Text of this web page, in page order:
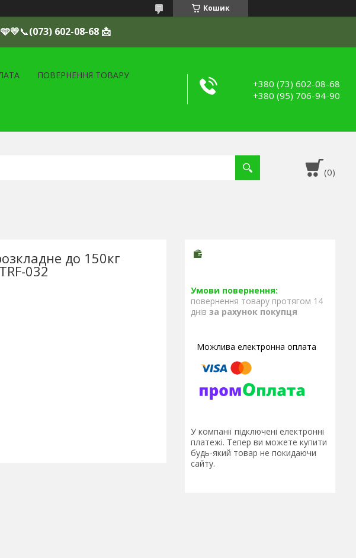
Кошик
📞(073) 602-08-68 📩
ПОВЕРНЕННЯ ТОВАРУ
+380 (73) 602-08-68
+380 (95) 706-94-90
до 150кг
032
повернення товару протягом 14
днів за рахунок покупця
У компанії підключені електронні
платежі. Тепер ви можете купити
будь-який товар не покидаючи
сайту.